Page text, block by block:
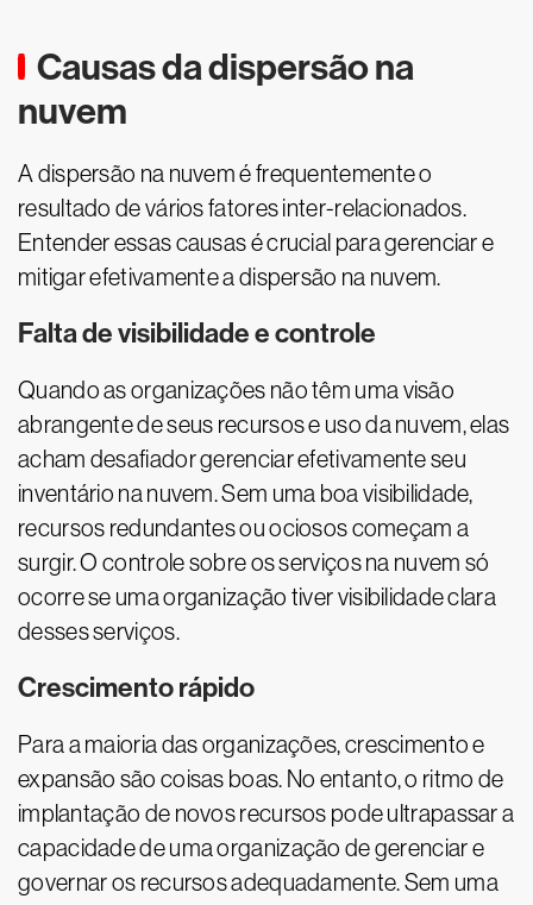
Causas da dispersão na
nuvem
A dispersão na nuvem é frequentemente o
resultado de vários fatores inter-relacionados.
Entender essas causas é crucial para gerenciar e
mitigar efetivamente a dispersão na nuvem.
Falta de visibilidade e controle
Quando as organizações não têm uma visão
abrangente de seus recursos e uso da nuvem, elas
acham desafiador gerenciar efetivamente seu
inventário na nuvem. Sem uma boa visibilidade,
recursos redundantes ou ociosos começam a
surgir. O controle sobre os serviços na nuvem só
ocorre se uma organização tiver visibilidade clara
desses serviços.
Crescimento rápido
Para a maioria das organizações, crescimento e
expansão são coisas boas. No entanto, o ritmo de
implantação de novos recursos pode ultrapassar a
capacidade de uma organização de gerenciar e
governar os recursos adequadamente. Sem uma